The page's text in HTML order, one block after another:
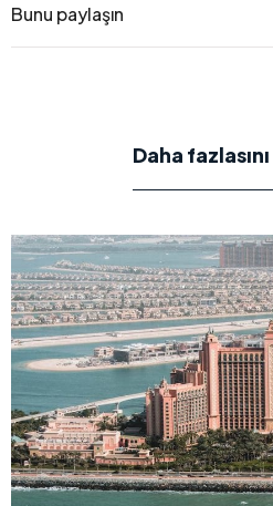
Bunu paylaşın
Daha